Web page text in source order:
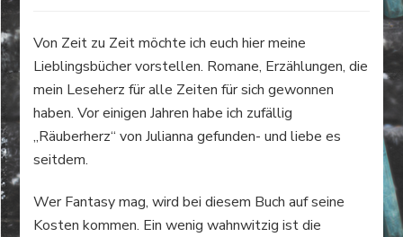
Von Zeit zu Zeit möchte ich euch hier meine
Lieblingsbücher vorstellen. Romane, Erzählungen, die
mein Leseherz für alle Zeiten für sich gewonnen
haben. Vor einigen Jahren habe ich zufällig
„Räuberherz“ von Julianna gefunden- und liebe es
seitdem.
Wer Fantasy mag, wird bei diesem Buch auf seine
Kosten kommen. Ein wenig wahnwitzig ist die